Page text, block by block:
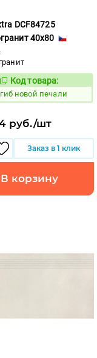
DCF84725
40x80
570695
Код товара:
новой печали
руб./шт
Заказ в 1 клик
В корзину